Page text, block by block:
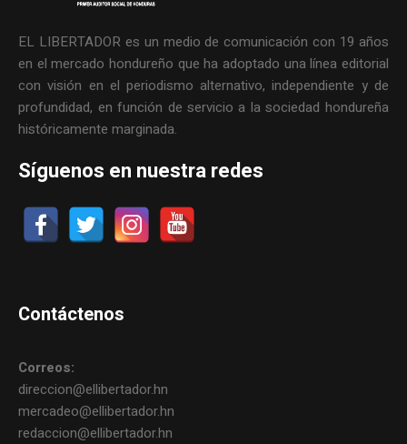
EL LIBERTADOR es un medio de comunicación con 19 años
en el mercado hondureño que ha adoptado una línea editorial
con visión en el periodismo alternativo, independiente y de
profundidad, en función de servicio a la sociedad hondureña
históricamente marginada.
Síguenos en nuestra redes
Contáctenos
Correos:
direccion@ellibertador.hn
mercadeo@ellibertador.hn
redaccion@ellibertador.hn